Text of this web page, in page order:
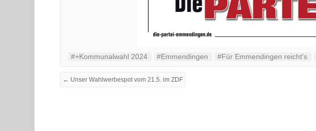
#+Kommunalwahl 2024 #Emmendingen #Für Emmendingen reicht's
← Unser Wahlwerbespot vom 21.5. im ZDF